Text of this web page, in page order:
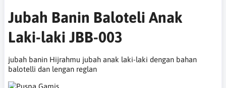
Jubah Banin Baloteli Anak
Laki-laki JBB-003
jubah banin Hijrahmu jubah anak laki-laki dengan bahan
balotelli dan lengan reglan